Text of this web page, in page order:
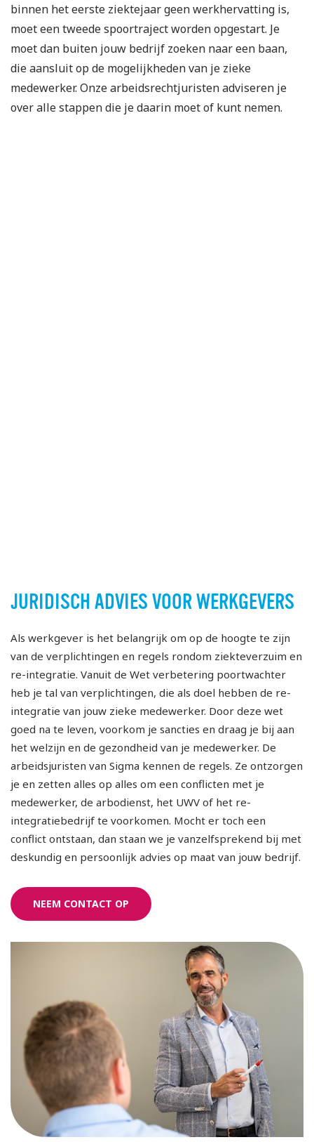
binnen het eerste ziektejaar geen werkhervatting is,
moet een tweede spoortraject worden opgestart. Je
moet dan buiten jouw bedrijf zoeken naar een baan,
die aansluit op de mogelijkheden van je zieke
medewerker. Onze arbeidsrechtjuristen adviseren je
over alle stappen die je daarin moet of kunt nemen.
JURIDISCH ADVIES VOOR WERKGEVERS
Als werkgever is het belangrijk om op de hoogte te zijn
van de verplichtingen en regels rondom ziekteverzuim en
re-integratie. Vanuit de Wet verbetering poortwachter
heb je tal van verplichtingen, die als doel hebben de re-
integratie van jouw zieke medewerker. Door deze wet
goed na te leven, voorkom je sancties en draag je bij aan
het welzijn en de gezondheid van je medewerker. De
arbeidsjuristen van Sigma kennen de regels. Ze ontzorgen
je en zetten alles op alles om een conflicten met je
medewerker, de arbodienst, het UWV of het re-
integratiebedrijf te voorkomen. Mocht er toch een
conflict ontstaan, dan staan we je vanzelfsprekend bij met
deskundig en persoonlijk advies op maat van jouw bedrijf.
NEEM CONTACT OP